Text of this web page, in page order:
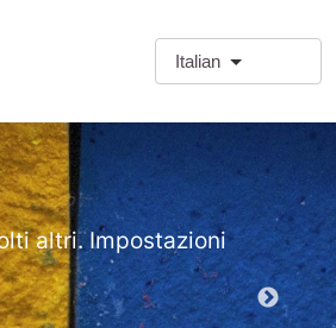
Italian
altri. ImpostazioniExtra
Demo